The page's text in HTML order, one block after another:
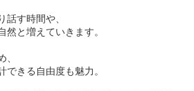
話す時間や、
然と増えていきます。
、
できる自由度も魅力。